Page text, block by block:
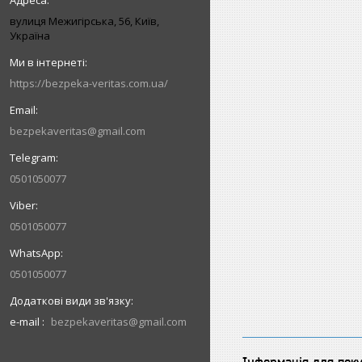
вулиця Межигірська, 56, Київ,
Україна
https://bezpeka-veritas.com.ua/
bezpekaveritas@gmail.com
0501050077
0501050077
0501050077
e-mail bezpekaveritas@gmail.com